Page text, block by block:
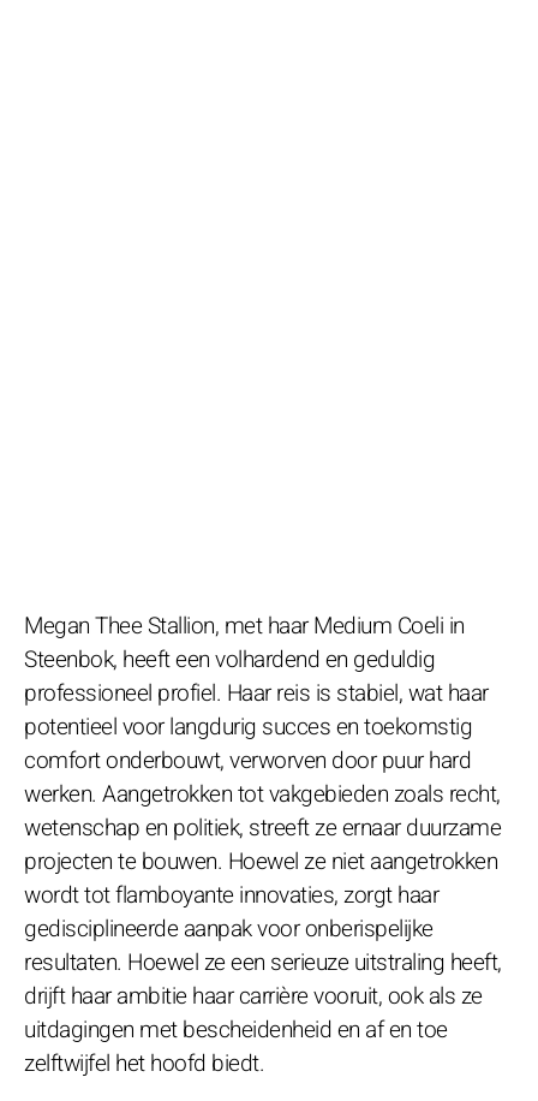
Megan Thee Stallion, met haar Medium Coeli in
Steenbok, heeft een volhardend en geduldig
professioneel profiel. Haar reis is stabiel, wat haar
potentieel voor langdurig succes en toekomstig
comfort onderbouwt, verworven door puur hard
werken. Aangetrokken tot vakgebieden zoals recht,
wetenschap en politiek, streeft ze ernaar duurzame
projecten te bouwen. Hoewel ze niet aangetrokken
wordt tot flamboyante innovaties, zorgt haar
gedisciplineerde aanpak voor onberispelijke
resultaten. Hoewel ze een serieuze uitstraling heeft,
drijft haar ambitie haar carrière vooruit, ook als ze
uitdagingen met bescheidenheid en af en toe
zelftwijfel het hoofd biedt.